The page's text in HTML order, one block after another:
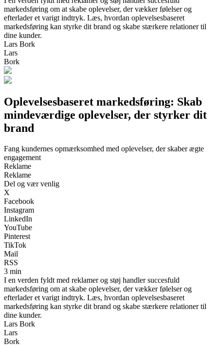
markedsføring om at skabe oplevelser, der vækker følelser og
efterlader et varigt indtryk. Læs, hvordan oplevelsesbaseret
markedsføring kan styrke dit brand og skabe stærkere relationer til
dine kunder.
Lars Bork
Lars
Bork
Oplevelsesbaseret markedsføring: Skab
mindeværdige oplevelser, der styrker dit
brand
Fang kundernes opmærksomhed med oplevelser, der skaber ægte
engagement
Reklame
Reklame
Del og vær venlig
X
Facebook
Instagram
LinkedIn
YouTube
Pinterest
TikTok
Mail
RSS
3 min
I en verden fyldt med reklamer og støj handler succesfuld
markedsføring om at skabe oplevelser, der vækker følelser og
efterlader et varigt indtryk. Læs, hvordan oplevelsesbaseret
markedsføring kan styrke dit brand og skabe stærkere relationer til
dine kunder.
Lars Bork
Lars
Bork